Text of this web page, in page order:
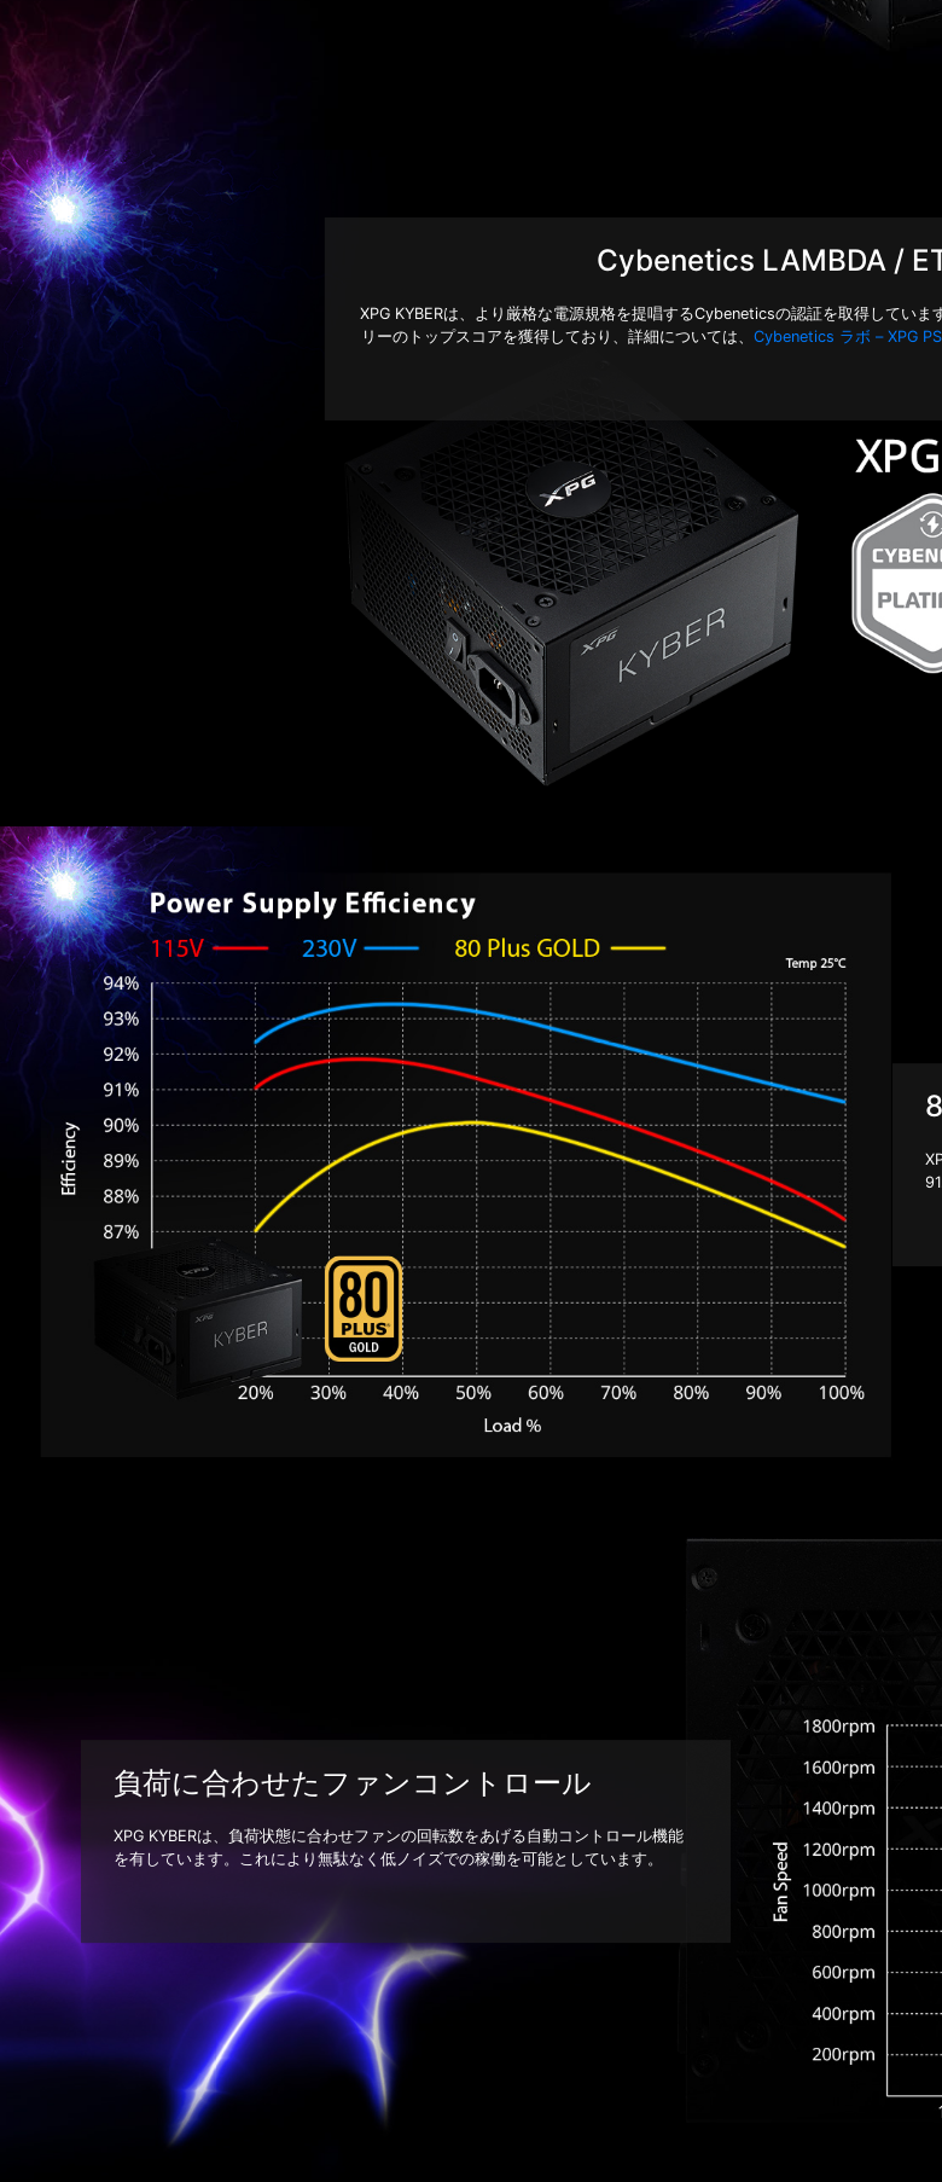
Cybenetics LAMBDA /
XPG KYBERは、より厳格な電源規格を提唱するCybeneticsの認証を取得してい
リーのトップスコアを獲得しており、詳細については、Cybenetics ラボ – XPG
負荷に合わせたファンコントロール
XPG KYBERは、負荷状態に合わせファンの回転数をあげる自動コントロール機能
を有しています。これにより無駄なく低ノイズでの稼働を可能としています。